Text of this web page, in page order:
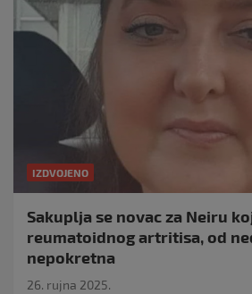
IZDVOJENO
Sakuplja se novac za Neiru
reumatoidnog artritisa, od
nepokretna
26. rujna 2025.